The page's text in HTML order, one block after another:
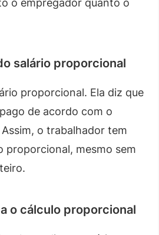
o empregador quanto o
salário proporcional
proporcional. Ela diz que
de acordo com o
o trabalhador tem
proporcional, mesmo sem
o cálculo proporcional